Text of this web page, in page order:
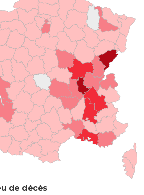
de décès